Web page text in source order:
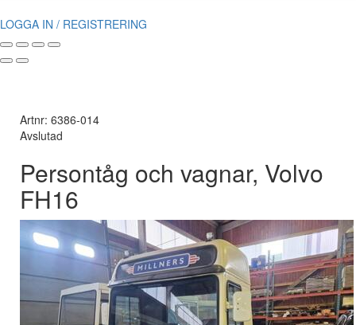
LOGGA IN / REGISTRERING
Artnr: 6386-014
Avslutad
Persontåg och vagnar, Volvo
FH16